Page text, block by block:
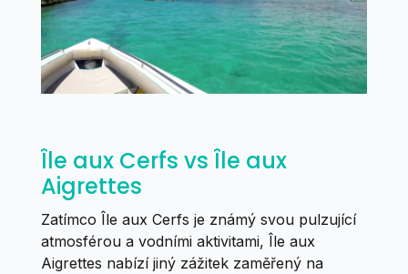
Île aux Cerfs vs Île aux
Aigrettes
Zatímco Île aux Cerfs je známý svou pulzující
atmosférou a vodními aktivitami, Île aux
Aigrettes nabízí jiný zážitek zaměřený na